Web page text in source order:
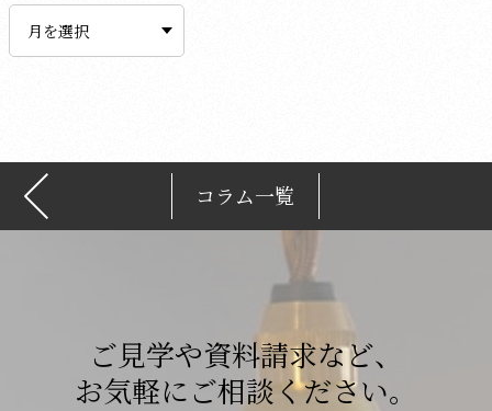
イ
コラム一覧
ご見学や資料請求など、
お気軽にご相談ください。